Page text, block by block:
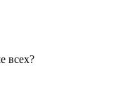
всех?